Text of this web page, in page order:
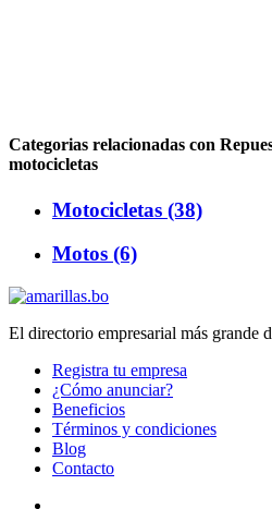
Categorias relacionadas con
motocicletas
Motocicletas (38)
Motos (6)
El directorio empresarial más grande
Registra tu empresa
¿Cómo anunciar?
Beneficios
Términos y condiciones
Blog
Contacto